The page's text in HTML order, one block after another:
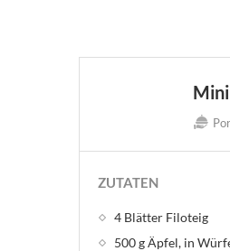
ZUTATEN
4 Blätter Filoteig
500 g Äpfel, in